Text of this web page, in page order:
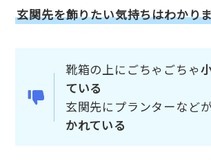
玄関先を飾りたい気持ちはわかり
靴箱の上にごちゃごちゃ
ている
玄関先にプランターなど
かれている